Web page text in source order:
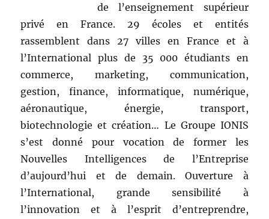
de l’enseignement supérieur
privé en France. 29 écoles et entités
rassemblent dans 27 villes en France et à
l’International plus de 35 000 étudiants en
commerce, marketing, communication,
gestion, finance, informatique, numérique,
aéronautique, énergie, transport,
biotechnologie et création… Le Groupe IONIS
s’est donné pour vocation de former les
Nouvelles Intelligences de l’Entreprise
d’aujourd’hui et de demain. Ouverture à
l’International, grande sensibilité à
l’innovation et à l’esprit d’entreprendre,